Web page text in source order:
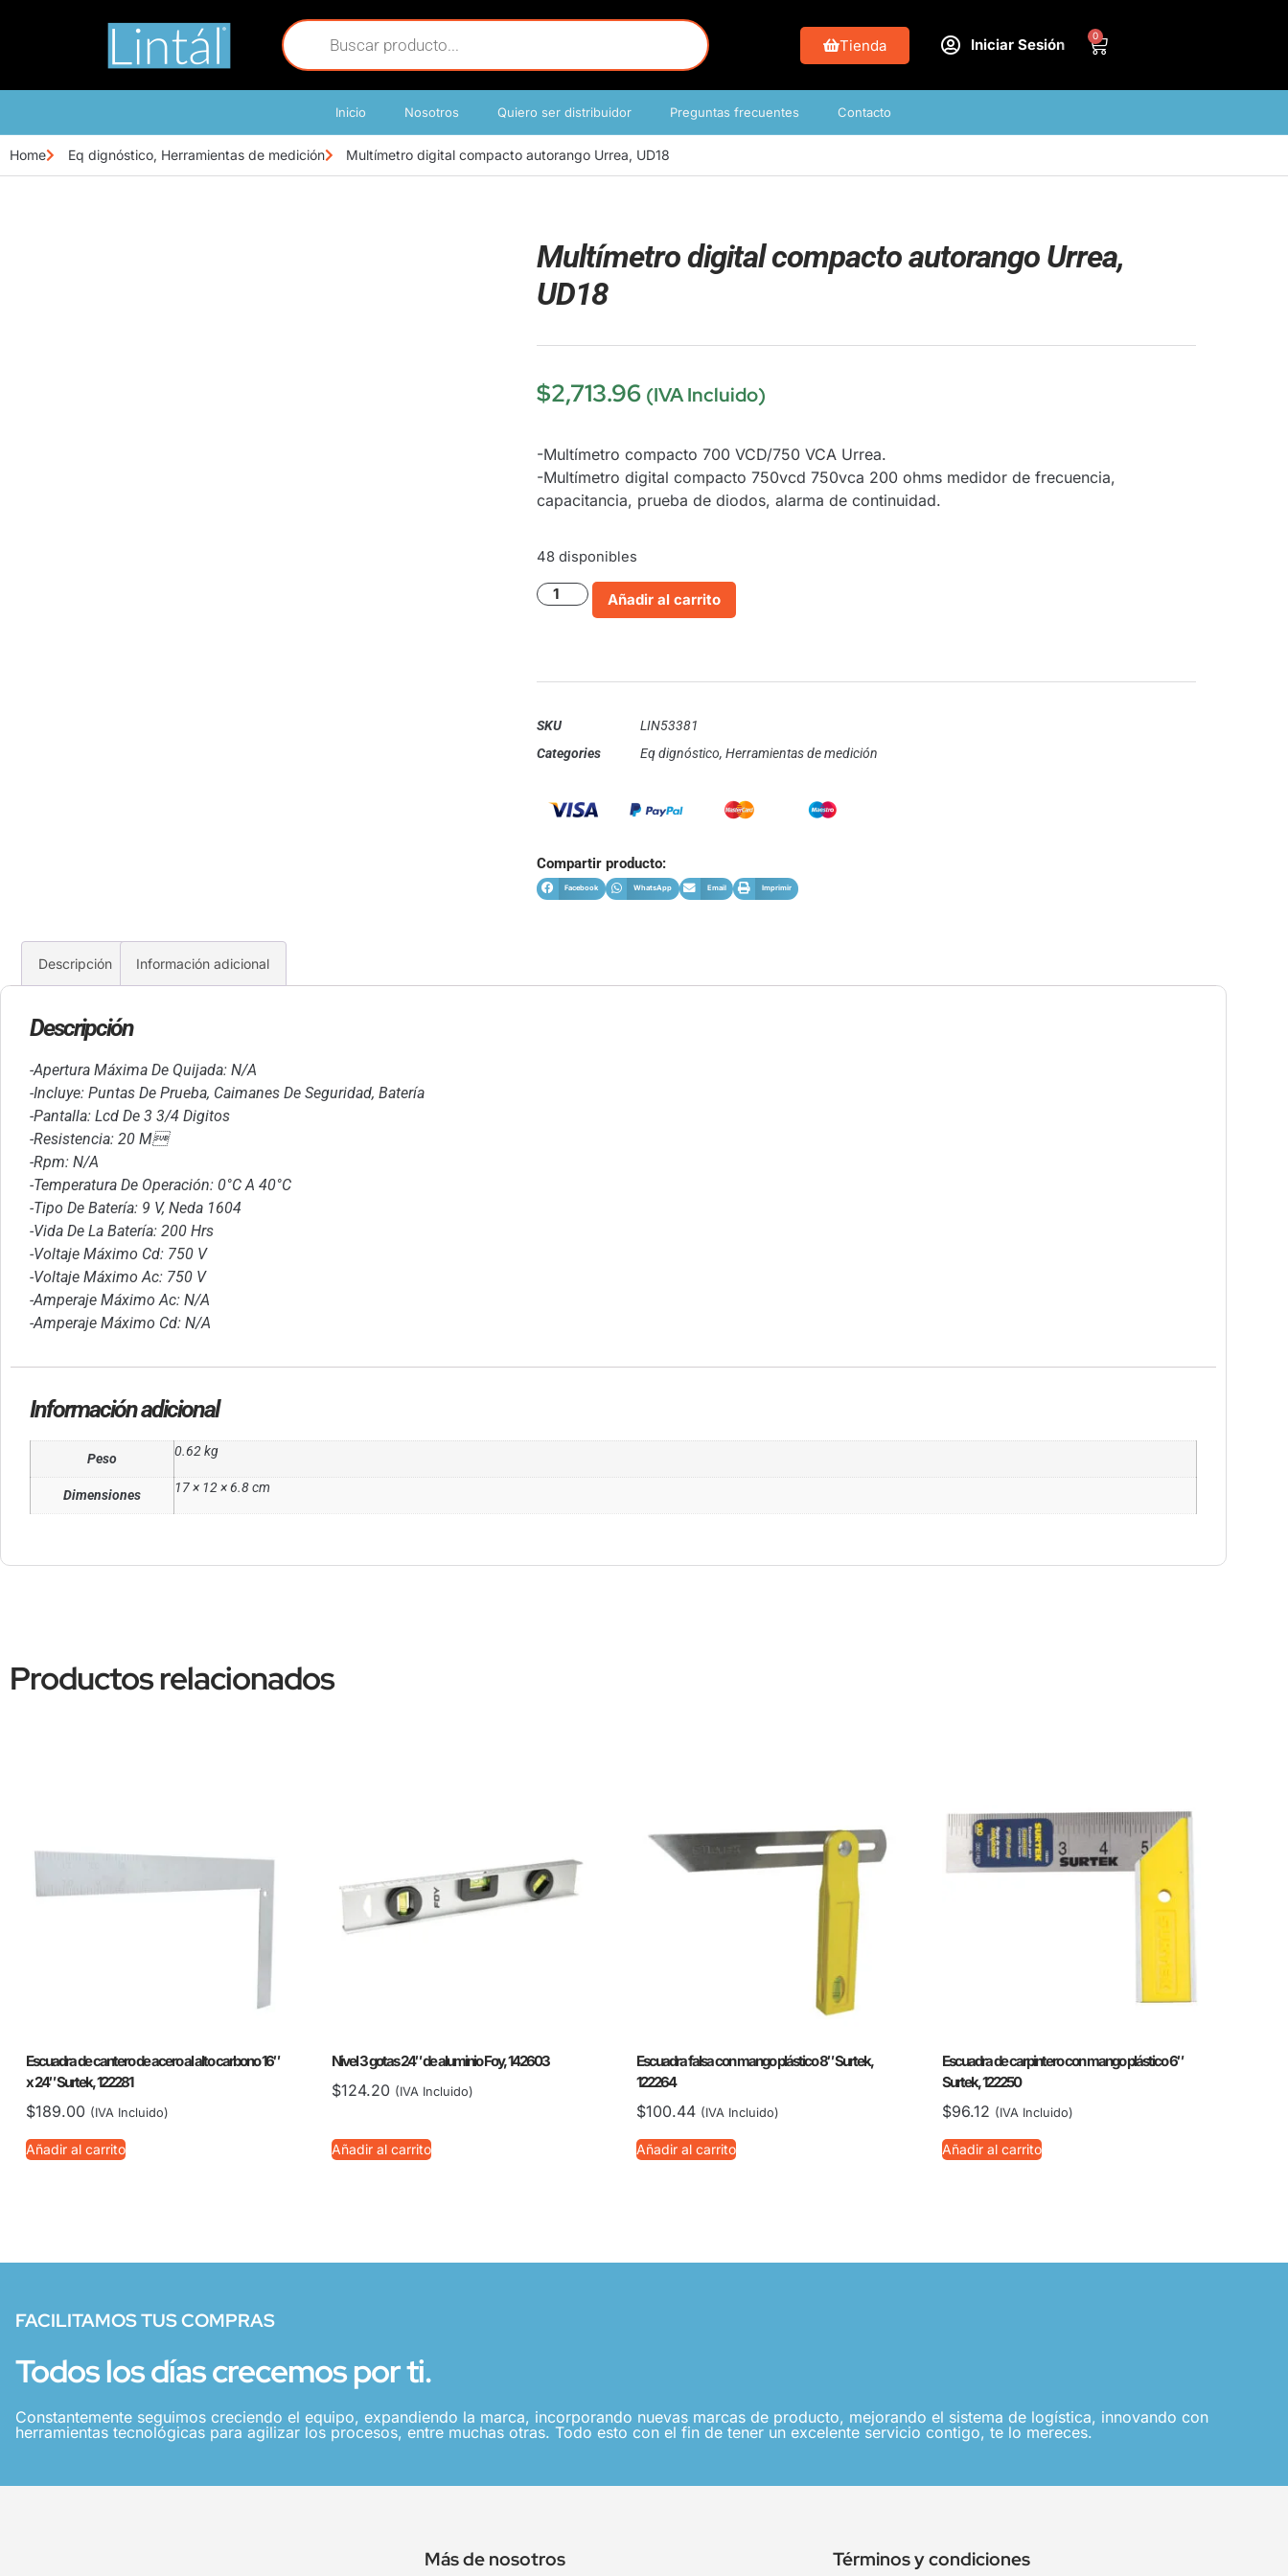
Tienda Iniciar Sesión
0
Inicio Nosotros Quiero ser distribuidor Preguntas frecuentes Contacto
Home Eq dignóstico, Herramientas de medición Multímetro digital compacto autorango Urrea, UD18
Multímetro digital compacto autorango Urrea,
UD18
$2,713.96 (IVA Incluido)
-Multímetro compacto 700 VCD/750 VCA Urrea.
-Multímetro digital compacto 750vcd 750vca 200 ohms medidor de frecuencia,
capacitancia, prueba de diodos, alarma de continuidad.
48 disponibles
Añadir al carrito
SKU
LIN53381
Categories
Eq dignóstico, Herramientas de medición
Compartir producto:
Facebook WhatsApp Email Imprimir
Descripción Información adicional
Descripción
-Apertura Máxima De Quijada: N/A
-Incluye: Puntas De Prueba, Caimanes De Seguridad, Batería
-Pantalla: Lcd De 3 3/4 Digitos
-Resistencia: 20 M
-Rpm: N/A
-Temperatura De Operación: 0°C A 40°C
-Tipo De Batería: 9 V, Neda 1604
-Vida De La Batería: 200 Hrs
-Voltaje Máximo Cd: 750 V
-Voltaje Máximo Ac: 750 V
-Amperaje Máximo Ac: N/A
-Amperaje Máximo Cd: N/A
Información adicional
Peso 0.62 kg
Dimensiones 17 × 12 × 6.8 cm
Productos relacionados
Escuadra de cantero de acero al alto carbono 16″
x 24″ Surtek, 122281
$189.00 (IVA Incluido)
Añadir al carrito
Nivel 3 gotas 24″ de aluminio Foy, 142603
$124.20 (IVA Incluido)
Añadir al carrito
Escuadra falsa con mango plástico 8″ Surtek,
122264
$100.44 (IVA Incluido)
Añadir al carrito
Escuadra de carpintero con mango plástico 6″
Surtek, 122250
$96.12 (IVA Incluido)
Añadir al carrito
FACILITAMOS TUS COMPRAS
Todos los días crecemos por ti.
Constantemente seguimos creciendo el equipo, expandiendo la marca, incorporando nuevas marcas de producto, mejorando el sistema de logística, innovando con
herramientas tecnológicas para agilizar los procesos, entre muchas otras. Todo esto con el fin de tener un excelente servicio contigo, te lo mereces.
Más de nosotros Términos y condiciones